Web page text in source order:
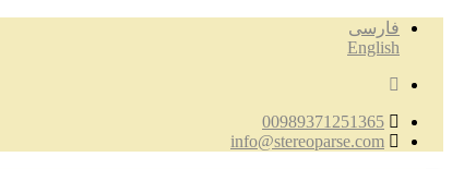
فارسی
English
00989371251365
info@stereoparse.com